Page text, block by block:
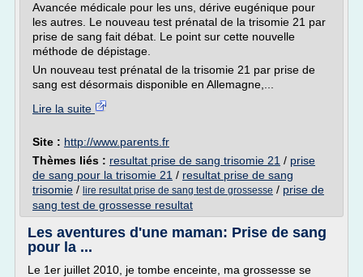
Avancée médicale pour les uns, dérive eugénique pour
les autres. Le nouveau test prénatal de la trisomie 21 par
prise de sang fait débat. Le point sur cette nouvelle
méthode de dépistage.
Un nouveau test prénatal de la trisomie 21 par prise de
sang est désormais disponible en Allemagne,...
Lire la suite
Site : http://www.parents.fr
Thèmes liés : resultat prise de sang trisomie 21 / prise
de sang pour la trisomie 21 / resultat prise de sang
trisomie / lire resultat prise de sang test de grossesse / prise de
sang test de grossesse resultat
Les aventures d'une maman: Prise de sang
pour la ...
Le 1er juillet 2010, je tombe enceinte, ma grossesse se